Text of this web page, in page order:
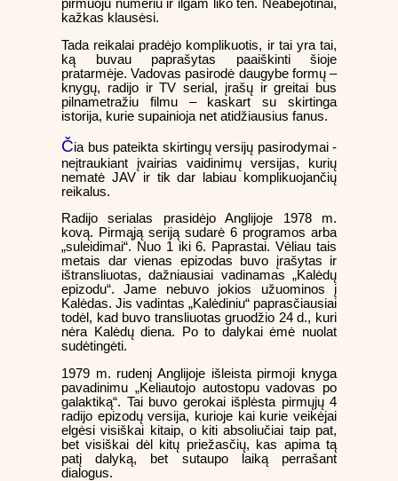
pirmuoju numeriu ir ilgam liko ten. Neabejotinai,
kažkas klausėsi.
Tada reikalai pradėjo komplikuotis, ir tai yra tai,
ką buvau paprašytas paaiškinti šioje
pratarmėje. Vadovas pasirodė daugybe formų –
knygų, radijo ir TV serial, įrašų ir greitai bus
pilnametražiu filmu – kaskart su skirtinga
istorija, kurie supainioja net atidžiausius fanus.
Čia bus pateikta skirtingų versijų pasirodymai -
neįtraukiant įvairias vaidinimų versijas, kurių
nematė JAV ir tik dar labiau komplikuojančių
reikalus.
Radijo serialas prasidėjo Anglijoje 1978 m.
kovą. Pirmąją seriją sudarė 6 programos arba
„suleidimai“. Nuo 1 iki 6. Paprastai. Vėliau tais
metais dar vienas epizodas buvo įrašytas ir
ištransliuotas, dažniausiai vadinamas „Kalėdų
epizodu“. Jame nebuvo jokios užuominos į
Kalėdas. Jis vadintas „Kalėdiniu“ paprasčiausiai
todėl, kad buvo transliuotas gruodžio 24 d., kuri
nėra Kalėdų diena. Po to dalykai ėmė nuolat
sudėtingėti.
1979 m. rudenį Anglijoje išleista pirmoji knyga
pavadinimu „Keliautojo autostopu vadovas po
galaktiką“. Tai buvo gerokai išplėsta pirmųjų 4
radijo epizodų versija, kurioje kai kurie veikėjai
elgėsi visiškai kitaip, o kiti absoliučiai taip pat,
bet visiškai dėl kitų priežasčių, kas apima tą
patį dalyką, bet sutaupo laiką perrašant
dialogus.